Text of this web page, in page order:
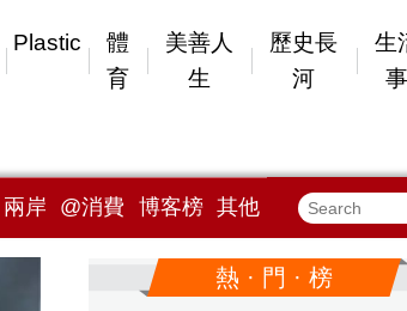
Plastic
體
育
美善人
生
歷史長
河
生
事
兩岸 @消費 博客榜 其他
熱 · 門 · 榜